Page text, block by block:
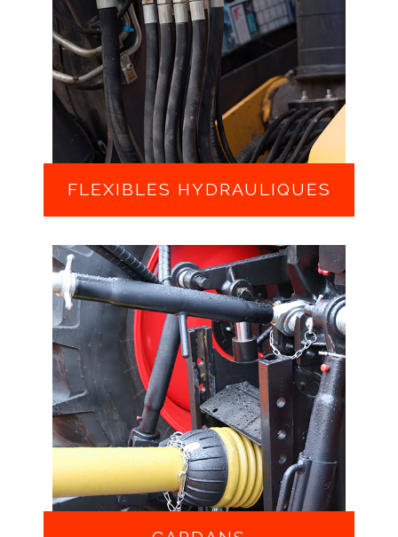
FLEXIBLES HYDRAULIQUES